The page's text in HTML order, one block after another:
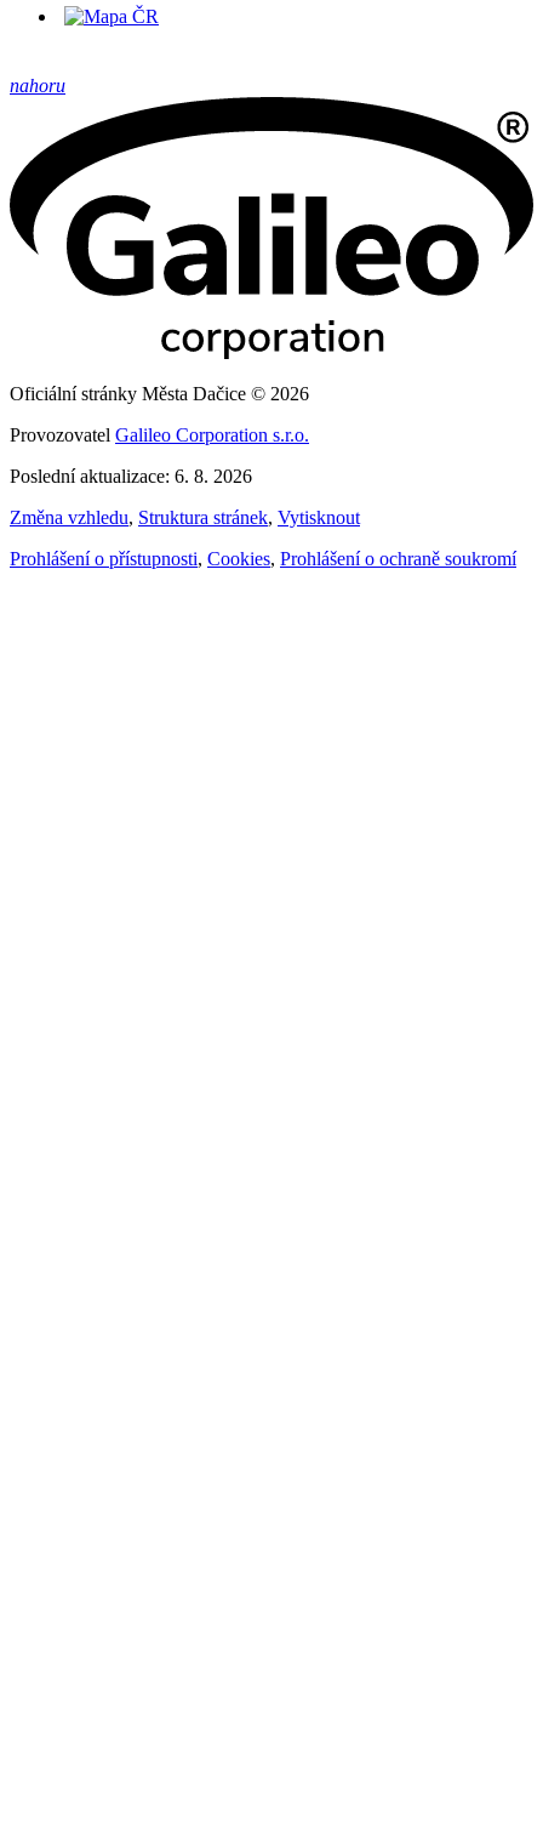
nahoru
Oficiální stránky Města Dačice © 2026
Provozovatel Galileo Corporation s.r.o.
Poslední aktualizace: 6. 8. 2026
Změna vzhledu, Struktura stránek, Vytisknout
Prohlášení o přístupnosti, Cookies, Prohlášení o ochraně soukromí